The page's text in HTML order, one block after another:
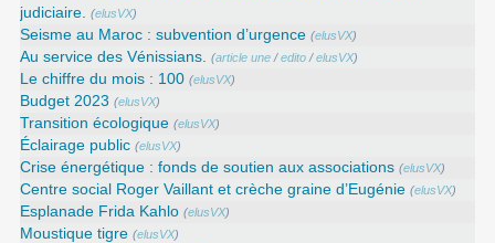
judiciaire.
(elusVX)
Seisme au Maroc : subvention d’urgence (elusVX)
Au service des Vénissians. (article une /edito /elusVX)
Le chiffre du mois : 100 (elusVX)
Budget 2023 (elusVX)
Transition écologique (elusVX)
Éclairage public (elusVX)
Crise énergétique : fonds de soutien aux associations (elusVX)
Centre social Roger Vaillant et crèche graine d’Eugénie (elusVX)
Esplanade Frida Kahlo (elusVX)
Moustique tigre (elusVX)